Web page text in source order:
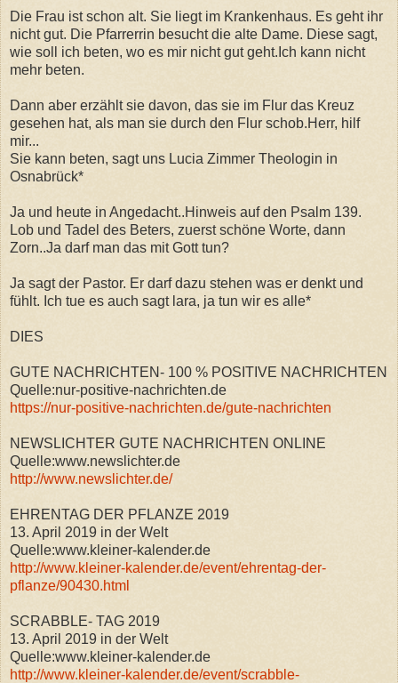
Die Frau ist schon alt. Sie liegt im Krankenhaus. Es geht ihr
nicht gut. Die Pfarrerrin besucht die alte Dame. Diese sagt,
wie soll ich beten, wo es mir nicht gut geht.Ich kann nicht
mehr beten.
Dann aber erzählt sie davon, das sie im Flur das Kreuz
gesehen hat, als man sie durch den Flur schob.Herr, hilf
mir...
Sie kann beten, sagt uns Lucia Zimmer Theologin in
Osnabrück*
Ja und heute in Angedacht..Hinweis auf den Psalm 139.
Lob und Tadel des Beters, zuerst schöne Worte, dann
Zorn..Ja darf man das mit Gott tun?
Ja sagt der Pastor. Er darf dazu stehen was er denkt und
fühlt. Ich tue es auch sagt lara, ja tun wir es alle*
DIES
GUTE NACHRICHTEN- 100 % POSITIVE NACHRICHTEN
Quelle:nur-positive-nachrichten.de
https://nur-positive-nachrichten.de/gute-nachrichten
NEWSLICHTER GUTE NACHRICHTEN ONLINE
Quelle:www.newslichter.de
http://www.newslichter.de/
EHRENTAG DER PFLANZE 2019
13. April 2019 in der Welt
Quelle:www.kleiner-kalender.de
http://www.kleiner-kalender.de/event/ehrentag-der-
pflanze/90430.html
SCRABBLE- TAG 2019
13. April 2019 in der Welt
Quelle:www.kleiner-kalender.de
http://www.kleiner-kalender.de/event/scrabble-